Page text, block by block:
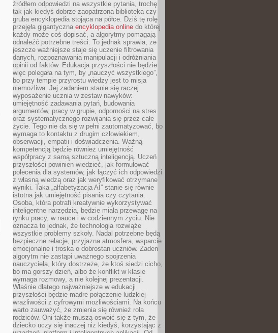
źródłem odpowiedzi na wszystkie pytania, trochę
tak jak kiedyś dobrze zaopatrzona biblioteka czy
gruba encyklopedia stojąca na półce. Dziś tę rolę
przejęła gigantyczna encyklopedia online do której
każdy może coś dopisać, a algorytmy pomagają
odnaleźć potrzebne treści. To jednak sprawia, że
jeszcze ważniejsze staje się uczenie filtrowania
danych, rozpoznawania manipulacji i odróżniania
opinii od faktów. Edukacja przyszłości nie będzie
więc polegała na tym, by „nauczyć wszystkiego”,
bo przy tempie przyrostu wiedzy jest to misja
niemożliwa. Jej zadaniem stanie się raczej
wyposażenie ucznia w zestaw nawyków:
umiejętność zadawania pytań, budowania
argumentów, pracy w grupie, odporności na stres
oraz systematycznego rozwijania się przez całe
życie. Tego nie da się w pełni zautomatyzować, bo
wymaga to kontaktu z drugim człowiekiem,
obserwacji, empatii i doświadczenia. Ważną
kompetencją będzie również umiejętność
współpracy z samą sztuczną inteligencją. Uczeń
przyszłości powinien wiedzieć, jak formułować
polecenia dla systemów, jak łączyć ich odpowiedzi
z własną wiedzą oraz jak weryfikować otrzymane
wyniki. Taka „alfabetyzacja AI” stanie się równie
istotna jak umiejętność pisania czy czytania.
Osoba, która potrafi kreatywnie wykorzystywać
inteligentne narzędzia, będzie miała przewagę na
rynku pracy, w nauce i w codziennym życiu. Nie
oznacza to jednak, że technologia rozwiąże
wszystkie problemy szkoły. Nadal potrzebne będą
bezpieczne relacje, przyjazna atmosfera, wsparcie
emocjonalne i troska o dobrostan uczniów. Żaden
algorytm nie zastąpi uważnego spojrzenia
nauczyciela, który dostrzeże, że ktoś siedzi cicho,
bo ma gorszy dzień, albo że konflikt w klasie
wymaga rozmowy, a nie kolejnej prezentacji.
Właśnie dlatego najważniejsze w edukacji
przyszłości będzie mądre połączenie ludzkiej
wrażliwości z cyfrowymi możliwościami. Na końcu
warto zauważyć, że zmienia się również rola
rodziców. Oni także muszą oswoić się z tym, że
dziecko uczy się inaczej niż kiedyś, korzystając z